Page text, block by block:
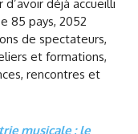
d’avoir déjà accueilli
85 pays, 2052
de spectateurs,
et formations,
rencontres et
musicale : le